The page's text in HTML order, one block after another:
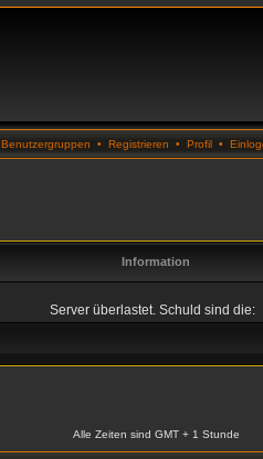
Benutzergruppen • Registrieren • Profil •
Information
Server überlastet. Schuld sind die:
Alle Zeiten sind GMT + 1 Stunde